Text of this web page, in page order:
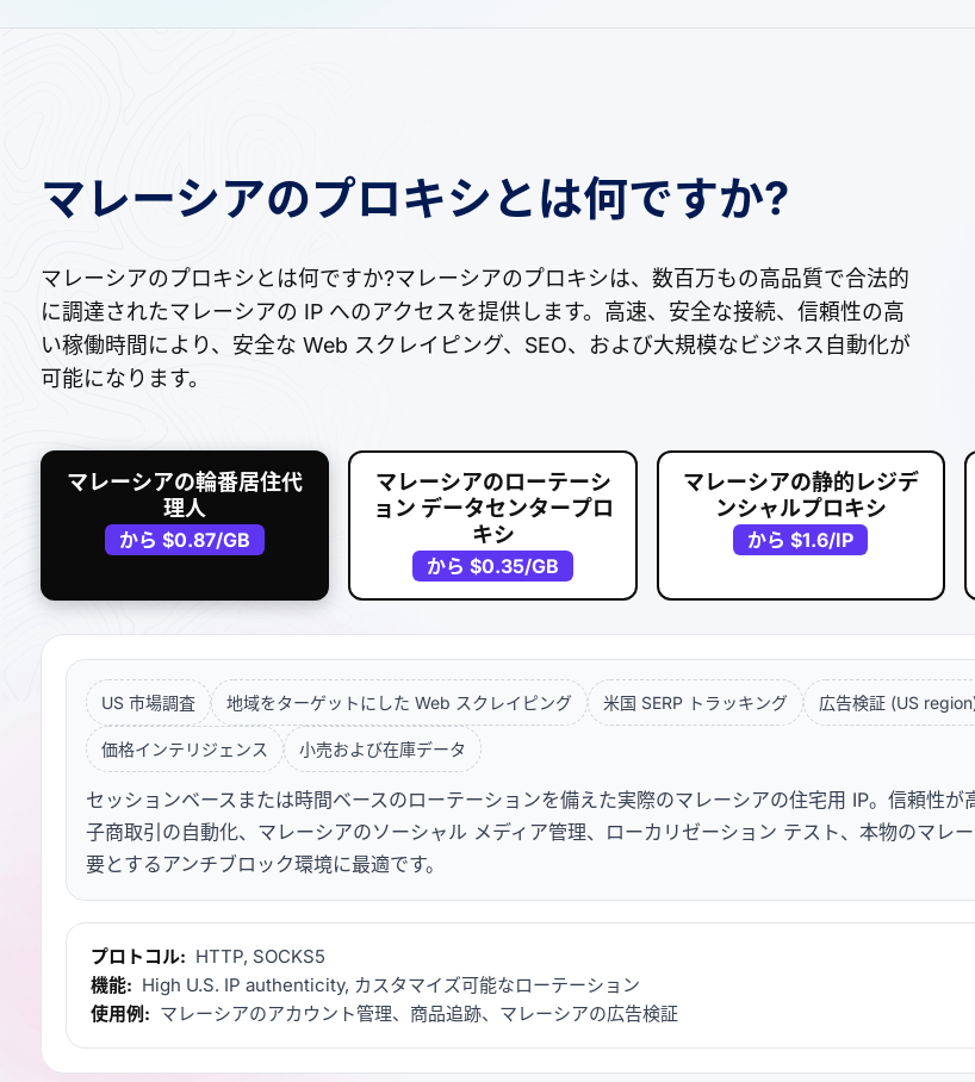
マレーシアのプロキシとは何ですか?
マレーシアのプロキシとは何ですか?マレーシアのプロキシは、数百万もの高品質で合法的
に調達されたマレーシアの IP へのアクセスを提供します。高速、安全な接続、信頼性の高
い稼働時間により、安全な Web スクレイピング、SEO、および大規模なビジネス自動化が
可能になります。
マレーシアの輪番居住代
理人
から$0.87/GB
マレーシアのローテーシ
ョン データセンタープロ
キシ
から$0.35/GB
マレーシアの静的レジデ
ンシャルプロキシ
から$1.6/IP
US 市場調査 地域をターゲットにした Web スクレイピング 米国 SERP トラッキング 広告検証 (US
価格インテリジェンス 小売および在庫データ
セッションベースまたは時間ベースのローテーションを備えた実際のマレーシアの住宅用 IP。信頼性が
子商取引の自動化、マレーシアのソーシャル メディア管理、ローカリゼーション テスト、本物のマレ
要とするアンチブロック環境に最適です。
プロトコル: HTTP, SOCKS5
機能: High U.S. IP authenticity, カスタマイズ可能なローテーション
使用例: マレーシアのアカウント管理、商品追跡、マレーシアの広告検証